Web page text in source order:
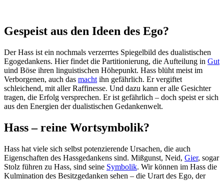
Gespeist aus den Ideen des Ego?
Der Hass ist ein nochmals verzerrtes Spiegelbild des dualistischen
Egogedankens. Hier findet die Partitionierung, die Aufteilung in Gut
uind Böse ihren linguistischen Höhepunkt. Hass blüht meist im
Verborgenen, auch das macht ihn gefährlich. Er vergiftet
schleichend, mit aller Raffinesse. Und dazu kann er alle Gesichter
tragen, die Erfolg versprechen. Er ist gefährlich – doch speist er sich
aus den Energien der dualistischen Gedankenwelt.
Hass – reine Wortsymbolik?
Hass hat viele sich selbst potenzierende Ursachen, die auch
Eigenschaften des Hassgedankens sind. Mißgunst, Neid, Gier, sogar
Stolz führen zu Hass, sind seine Symbolik. Wir können im Hass die
Kulmination des Besitzgedanken sehen – die Urart des Ego, der